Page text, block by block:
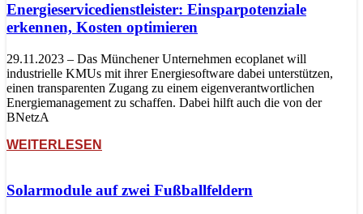
Energieservicedienstleister: Einsparpotenziale
erkennen, Kosten optimieren
29.11.2023 – Das Münchener Unternehmen ecoplanet will
industrielle KMUs mit ihrer Energiesoftware dabei unterstützen,
einen transparenten Zugang zu einem eigenverantwortlichen
Energiemanagement zu schaffen. Dabei hilft auch die von der
BNetzA
WEITERLESEN
Solarmodule auf zwei Fußballfeldern